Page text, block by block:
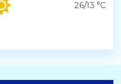
26/13 °C